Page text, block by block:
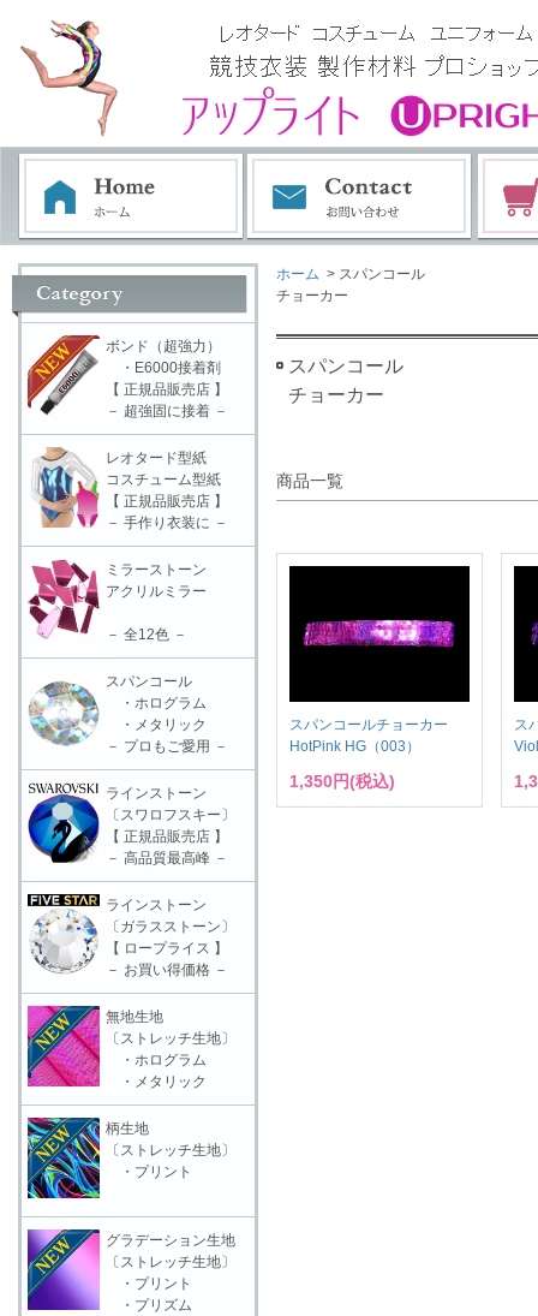
ホーム > スパンコール
チョーカー
スパンコール
チョーカー
商品一覧
スパンコールチョーカー
HotPink HG（003）
1,350円(税込)
ス
ボンド（超強力）
・E6000接着剤
【 正規品販売店 】
－ 超強固に接着 －
レオタード型紙
コスチューム型紙
【 正規品販売店 】
－ 手作り衣装に －
ミラーストーン
アクリルミラー
－ 全12色 －
スパンコール
・ホログラム
・メタリック
－ プロもご愛用 －
ラインストーン
〔スワロフスキー〕
【 正規品販売店 】
－ 高品質最高峰 －
ラインストーン
〔ガラスストーン〕
【 ロープライス 】
－ お買い得価格 －
無地生地
〔ストレッチ生地〕
・ホログラム
・メタリック
柄生地
〔ストレッチ生地〕
・プリント
グラデーション生地
〔ストレッチ生地〕
・プリント
・プリズム